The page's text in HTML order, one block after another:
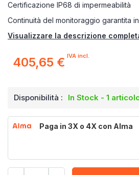
Certificazione IP68 di impermeabilità
Continuità del monitoraggio garantita
Visualizzare la descrizione
405,65 € IVA incl.
Disponibilità : In Stock - 1
Paga in 3X o 4X con Alma